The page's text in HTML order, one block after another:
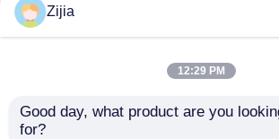
高速DCモーター ヘアー
ドライヤーは折り畳み
ホテル
高速
Zijia
12:29 PM
Good day, what product are you
for?